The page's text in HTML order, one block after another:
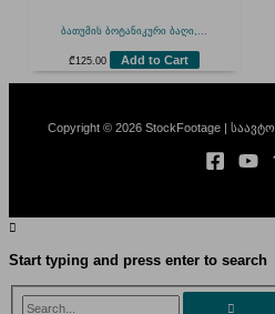
ბათუმის ბოტანიკური ბაღი,...
₾ 125.00 Add to Cart
Copyright © 2026 StockFootage |
Start typing and press enter to search
Search...